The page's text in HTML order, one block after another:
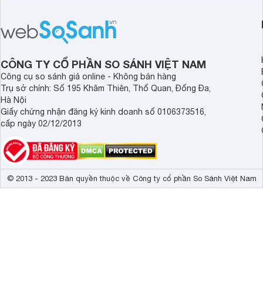
CÔNG TY CỔ PHẦN SO SÁNH VIỆT NAM
Công cụ so sánh giá online - Không bán hàng
Trụ sở chính: Số 195 Khâm Thiên, Thổ Quan, Đống Đa,
Hà Nội
Giấy chứng nhận đăng ký kinh doanh số 0106373516,
cấp ngày 02/12/2013
© 2013 - 2023 Bản quyền thuộc về Công ty cổ phần So Sánh Việt Nam